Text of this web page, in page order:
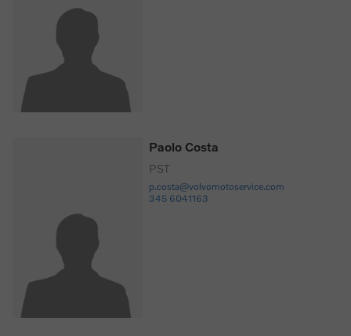
Paolo Costa
PST
p.costa@volvomotoservice.com
345 6041163